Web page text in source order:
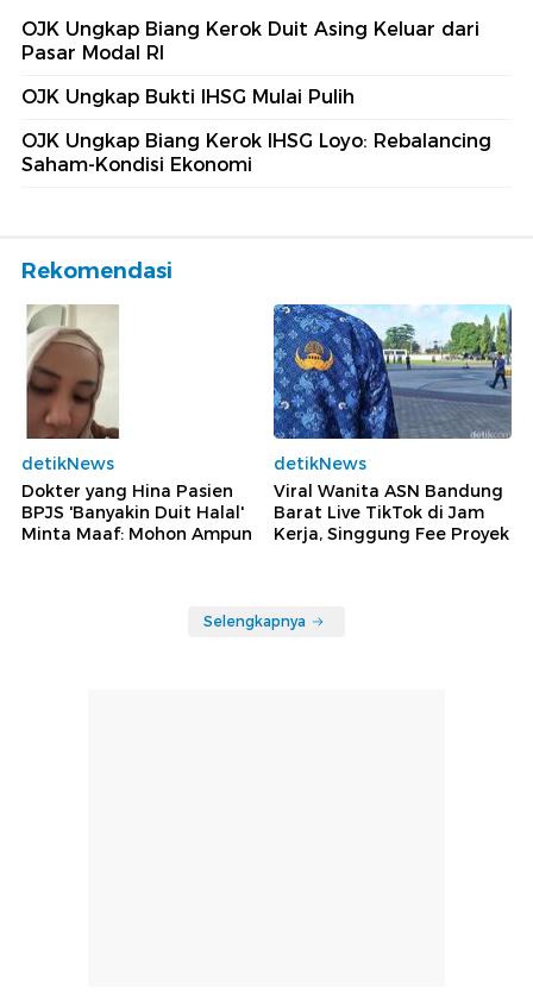
OJK Ungkap Biang Kerok Duit Asing Keluar dari
Pasar Modal RI
OJK Ungkap Bukti IHSG Mulai Pulih
OJK Ungkap Biang Kerok IHSG Loyo: Rebalancing
Saham-Kondisi Ekonomi
Rekomendasi
detikNews
Dokter yang Hina Pasien
BPJS 'Banyakin Duit Halal'
Minta Maaf: Mohon Ampun
detikNews
Viral Wanita ASN Bandung
Barat Live TikTok di Jam
Kerja, Singgung Fee Proyek
Selengkapnya